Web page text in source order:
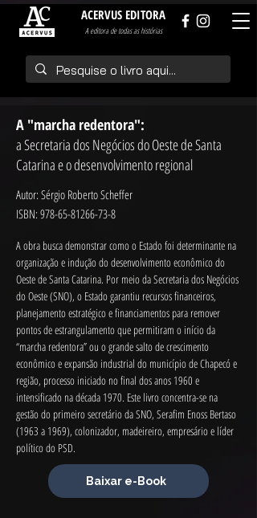
ACERVUS EDITORA
A editora de todas as histórias
A "marcha redentora":
a Secretaria dos Negócios do Oeste de Santa
Catarina e o desenvolvimento regional
Autor: Sérgio Roberto Scheffer
ISBN: 978-65-81266-73-8
A obra busca demonstrar como o Estado foi determinante na
organização e indução do desenvolvimento econômico do
Oeste de Santa Catarina. Por meio da Secretaria dos Negócios
do Oeste (SNO), o Estado garantiu recursos financeiros,
planejamento estratégico e financiamentos para remover
pontos de estrangulamento que permitiram o início da
“marcha redentora” ou o grande salto de crescimento
econômico e expansão industrial do município de Chapecó e
região, processo iniciado no final dos anos 1960 e
intensificado na década 1970. Este livro concentra-se na
gestão do primeiro secretário da SNO, Serafim Enoss Bertaso
(1963 a 1969), colonizador, madeireiro, empresário e líder
político do PSD.
Baixar e-Book